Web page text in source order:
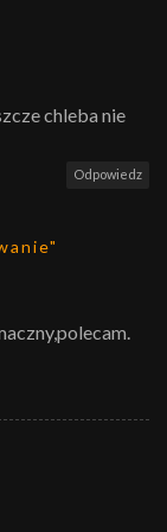
chleba nie
Odpowiedz